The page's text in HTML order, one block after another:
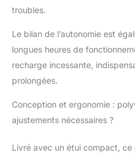
troubles.
Le bilan de l’autonomie est
longues heures de
recharge incessante,
prolongées.
Conception et ergonomie :
ajustements nécessaires ?
Livré avec un étui compact,